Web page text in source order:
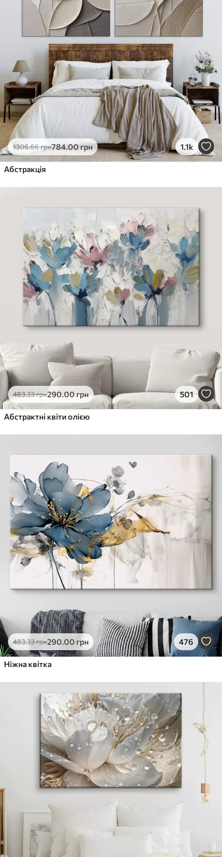
1306.66грн784.00грн 1.1k
Абстракція
483.33грн290.00грн 501
Абстрактні квіти олією
483.33грн290.00 грн 476
Ніжна квітка